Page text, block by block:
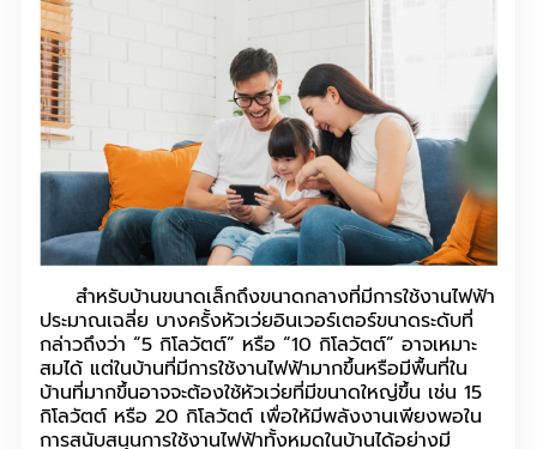
สำหรับบ้านขนาดเล็กถึงขนาดกลางที่มีการใช้งานไฟฟ้า
ประมาณเฉลี่ย บางครั้งหัวเว่ยอินเวอร์เตอร์ขนาดระดับที่
กล่าวถึงว่า “5 กิโลวัตต์” หรือ “10 กิโลวัตต์” อาจเหมาะ
สมได้ แต่ในบ้านที่มีการใช้งานไฟฟ้ามากขึ้นหรือมีพื้นที่ใน
บ้านที่มากขึ้นอาจจะต้องใช้หัวเว่ยที่มีขนาดใหญ่ขึ้น เช่น 15
กิโลวัตต์ หรือ 20 กิโลวัตต์ เพื่อให้มีพลังงานเพียงพอใน
การสนับสนุนการใช้งานไฟฟ้าทั้งหมดในบ้านได้อย่างมี